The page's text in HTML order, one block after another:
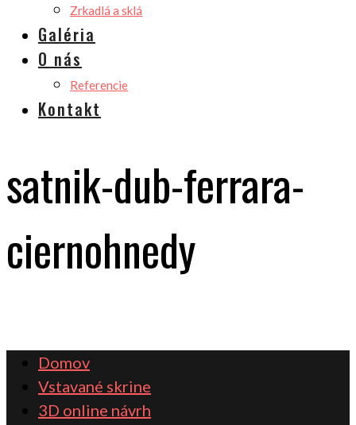
Zrkadlá a sklá
Galéria
O nás
Referencie
Kontakt
satnik-dub-ferrara-
ciernohnedy
Domov
Vstavané skrine
3D online návrh